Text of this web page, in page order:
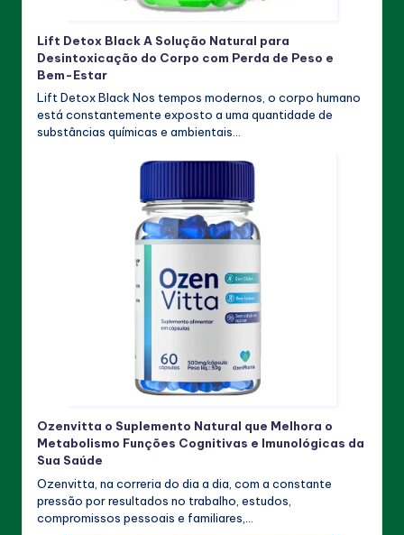
Lift Detox Black A Solução Natural para
Desintoxicação do Corpo com Perda de Peso e
Bem-Estar
Lift Detox Black Nos tempos modernos, o corpo humano
está constantemente exposto a uma quantidade de
substâncias químicas e ambientais…
Ozenvitta o Suplemento Natural que Melhora o
Metabolismo Funções Cognitivas e Imunológicas da
Sua Saúde
Ozenvitta, na correria do dia a dia, com a constante
pressão por resultados no trabalho, estudos,
compromissos pessoais e familiares,…